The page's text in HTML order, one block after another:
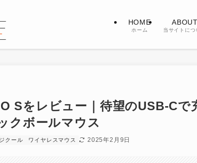
HOME
ホーム
ABOUT
当サイトにつ
Sをレビュー｜待望のUSB-Cで
クボールマウス
クール ワイヤレスマウス 2025年2月9日